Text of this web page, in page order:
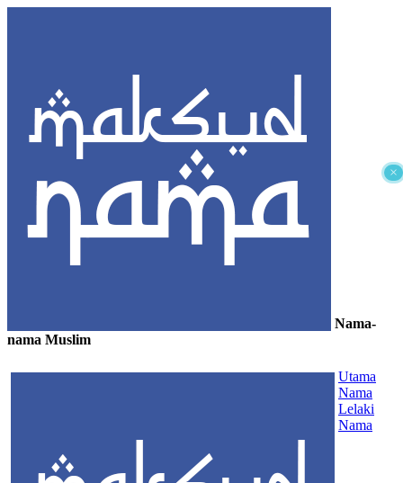
×
Nama-
nama Muslim
Utama
Nama
Lelaki
Nama